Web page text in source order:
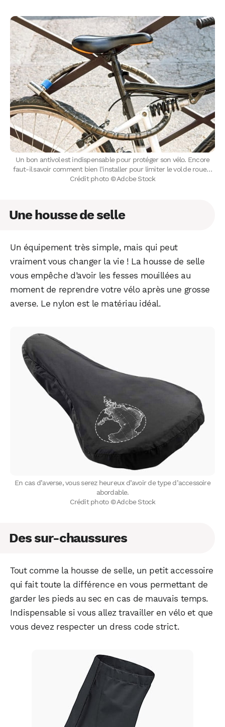
Un bon antivol est indispensable pour protéger son vélo. Encore
faut-il savoir comment bien l’installer pour limiter le vol de roue…
Crédit photo © Adobe Stock
Une housse de selle
Un équipement très simple, mais qui peut
vraiment vous changer la vie ! La housse de selle
vous empêche d’avoir les fesses mouillées au
moment de reprendre votre vélo après une grosse
averse. Le nylon est le matériau idéal.
En cas d’averse, vous serez heureux d’avoir de type d’accessoire
abordable.
Crédit photo © Adobe Stock
Des sur-chaussures
Tout comme la housse de selle, un petit accessoire
qui fait toute la différence en vous permettant de
garder les pieds au sec en cas de mauvais temps.
Indispensable si vous allez travailler en vélo et que
vous devez respecter un dress code strict.